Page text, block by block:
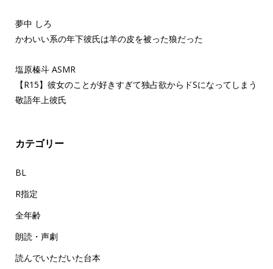
夢中 しろ
かわいい系の年下彼氏は羊の皮を被った狼だった
塩原榛斗 ASMR
【R15】彼女のことが好きすぎて独占欲からドSになってしまう
敬語年上彼氏
カテゴリー
BL
R指定
全年齢
朗読・声劇
読んでいただいた台本